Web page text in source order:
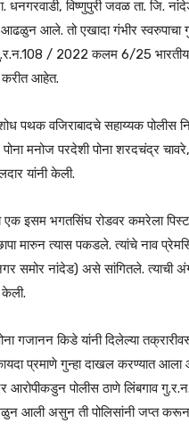
धनगरवाडी, विष्णुपुरी जवळ ता. जि.
आले. तो एखादा गंभीर स्वरुपाचा
108 / 2022 कलम 6/25 भारतीय
करीत आहेत.
पथक वजिराबादचे सहाय्यक पोलीस
मनोज परदेशी पोना शरदचंद्र
यांनी केली.
इसम भगतसिंघ रोडवर कमरेला
मारुन त्यास पकडले. त्यांचे नाव
समोर नांदेड) असे सांगितले. त्याची
गजानन किडे यांनी दिलेल्या
प्रमाणे गुन्हा दाखल करण्यात
पोलीस ठाणे लिंबगाव गु.र.न.
आली असुन ती पोलिसांनी जप्त करून